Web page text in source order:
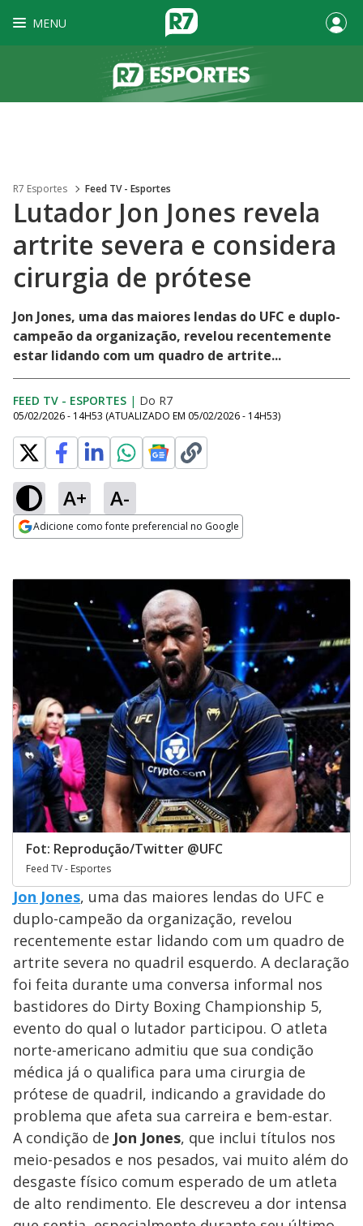
MENU
R7 Esportes Feed TV - Esportes
Lutador Jon Jones revela
artrite severa e considera
cirurgia de prótese
Jon Jones, uma das maiores lendas do UFC e duplo-
campeão da organização, revelou recentemente
estar lidando com um quadro de artrite...
FEED TV - ESPORTES | Do R7
05/02/2026 - 14H53 (ATUALIZADO EM 05/02/2026 - 14H53)
A+ A-
Adicione como fonte preferencial no Google
Fot: Reprodução/Twitter @UFC
Feed TV - Esportes
Jon Jones, uma das maiores lendas do UFC e
duplo-campeão da organização, revelou
recentemente estar lidando com um quadro de
artrite severa no quadril esquerdo. A declaração
foi feita durante uma conversa informal nos
bastidores do Dirty Boxing Championship 5,
evento do qual o lutador participou. O atleta
norte-americano admitiu que sua condição
médica já o qualifica para uma cirurgia de
prótese de quadril, indicando a gravidade do
problema que afeta sua carreira e bem-estar.
A condição de Jon Jones, que inclui títulos nos
meio-pesados e nos pesados, vai muito além do
desgaste físico comum esperado de um atleta
de alto rendimento. Ele descreveu a dor intensa